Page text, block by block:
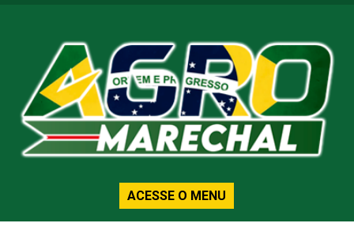
ACESSE O MENU